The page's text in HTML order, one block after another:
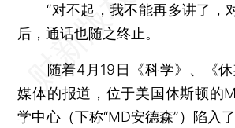
“对不起，我不能再多讲了，
后，通话也随之终止。
随着4月19日《科学》、《休
媒体的报道，位于美国休斯顿的
学中心（下称“MD安德森”）陷入